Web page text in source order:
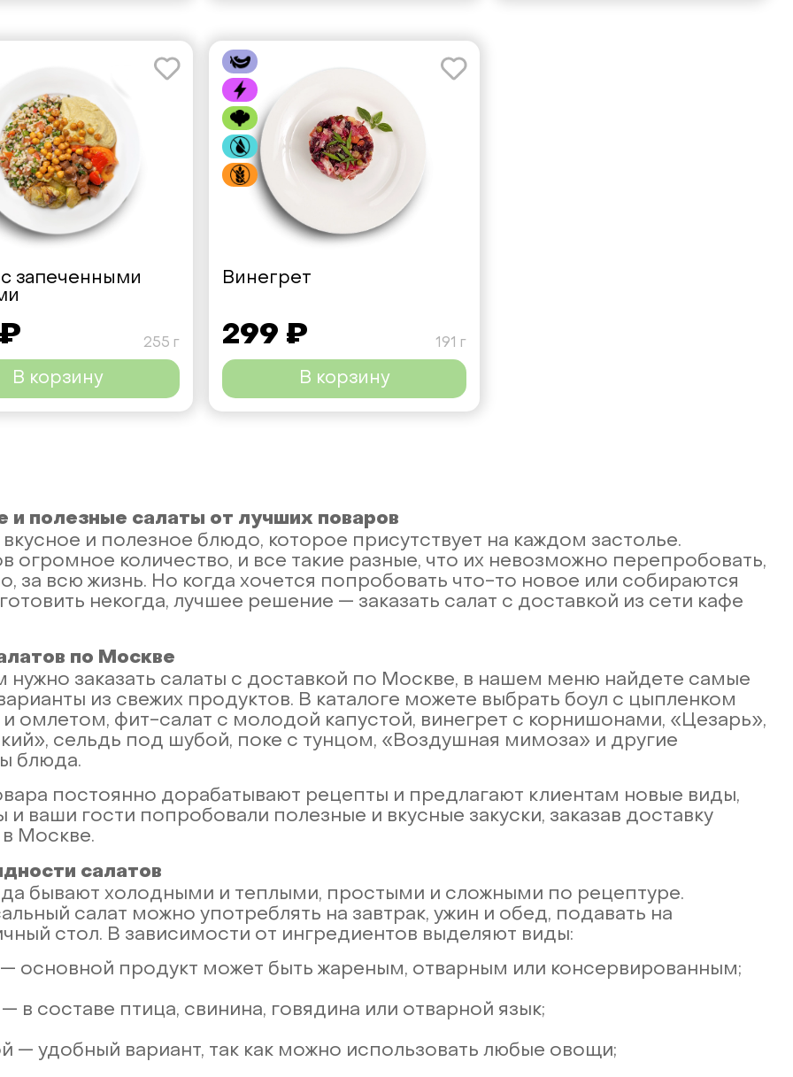
с запеченными
255 г
В корзину
Винегрет
299 ₽ 191 г
В корзину
и полезные салаты от лучших поваров
и полезное блюдо, которое присутствует на каждом застолье.
огромное количество, и все такие разные, что их невозможно перепробовать,
за всю жизнь. Но когда хочется попробовать что-то новое или собираются
некогда, лучшее решение — заказать салат с доставкой из сети кафе
по Москве
нужно заказать салаты с доставкой по Москве, в нашем меню найдете самые
из свежих продуктов. В каталоге можете выбрать боул с цыпленком
и омлетом, фит-салат с молодой капустой, винегрет с корнишонами, «Цезарь»,
сельдь под шубой, поке с тунцом, «Воздушная мимоза» и другие
блюда.
постоянно дорабатывают рецепты и предлагают клиентам новые виды,
и ваши гости попробовали полезные и вкусные закуски, заказав доставку
в Москве.
салатов
бывают холодными и теплыми, простыми и сложными по рецептуре.
салат можно употреблять на завтрак, ужин и обед, подавать на
стол. В зависимости от ингредиентов выделяют виды:
основной продукт может быть жареным, отварным или консервированным;
в составе птица, свинина, говядина или отварной язык;
— удобный вариант, так как можно использовать любые овощи;